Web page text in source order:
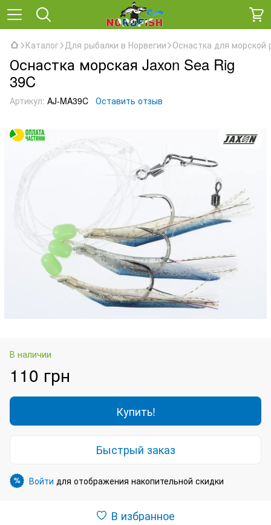
Каталог Для рыбалки в Норвегии Оснастка для морской
Оснастка морская Jaxon Sea Rig
39C
Артикул: AJ-MA39C Оставить отзыв
В наличии
110 грн
Купить!
Быстрый заказ
% Войти для отображения накопительной скидки
В избранное